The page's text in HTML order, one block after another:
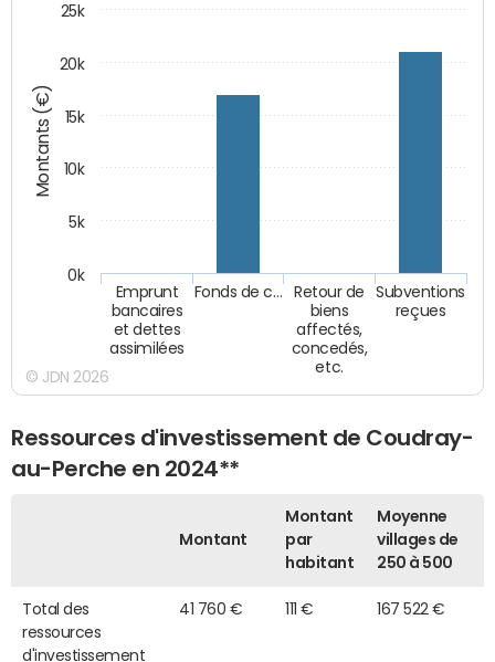
Montants (€)
Emprunt
bancaires
et dettes
assimilées
Fonds de c…
Retour de
biens
affectés,
concedés,
etc.
Subventions
reçues
0k
5k
10k
15k
20k
25k
© JDN 2026
Ressources d'investissement de Coudray-
au-Perche en 2024**
Montant
Montant
par
habitant
Moyenne
villages de
250 à 500
Total des
ressources
d'investissement
41 760 € 111 € 167 522 €